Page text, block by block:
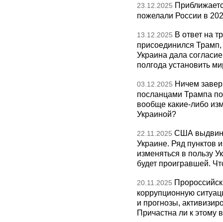
23.12.2025
пожелали России в
13.12.2025 В ответ на
присоединился
Украина дала
полгода установить
03.12.2025 Ничем
посланцами Трампа
вообще какие-либо
Украиной?
22.11.2025 США
Украине. Ряд пунктов
изменяться в пользу
будет проигравшей.
20.11.2025
коррупционную
и прогнозы,
Причастна ли к этому